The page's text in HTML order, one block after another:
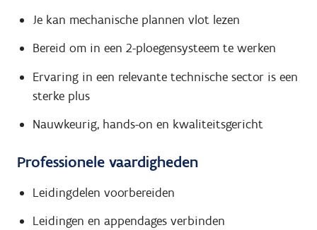
Je kan mechanische plannen vlot lezen
Bereid om in een 2-ploegensysteem te werken
Ervaring in een relevante technische sector is een
sterke plus
Nauwkeurig, hands-on en kwaliteitsgericht
Professionele vaardigheden
Leidingdelen voorbereiden
Leidingen en appendages verbinden